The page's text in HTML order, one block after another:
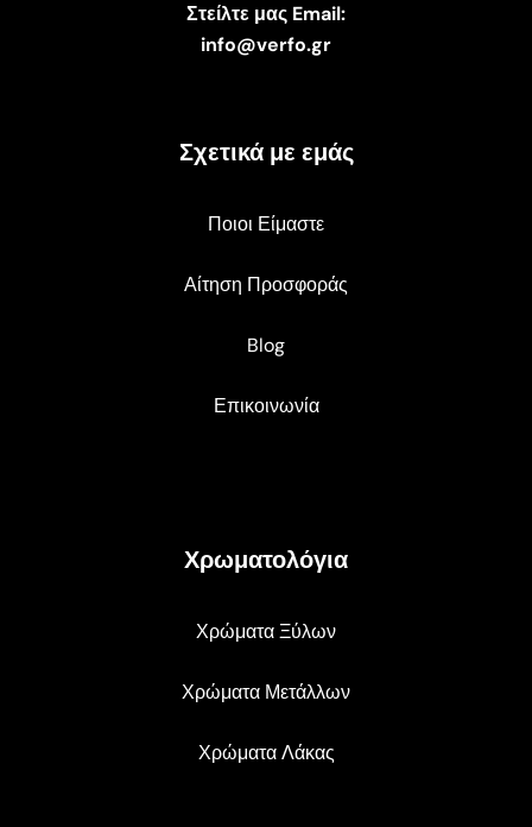
Στείλτε μας Email:
info@verfo.gr
Σχετικά με εμάς
Ποιοι Είμαστε
Αίτηση Προσφοράς
Blog
Επικοινωνία
Χρωματολόγια
Χρώματα Ξύλων
Χρώματα Μετάλλων
Χρώματα Λάκας